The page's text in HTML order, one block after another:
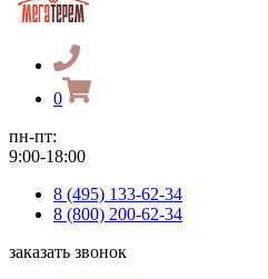
0
пн-пт:
9:00-18:00
8 (495) 133-62-34
8 (800) 200-62-34
заказать звонок